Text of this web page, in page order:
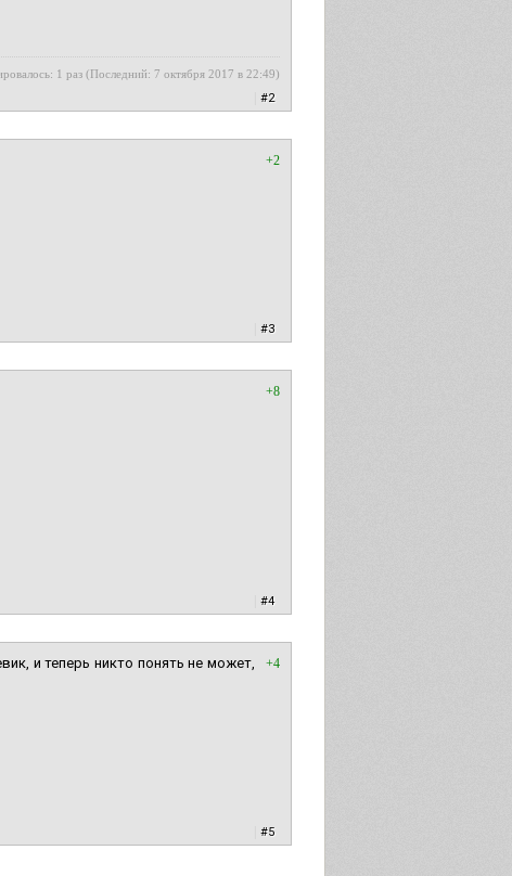
1 раз (Последний: 7 октября 2017 в 22:49)
#2
+2
#3
+8
#4
+4
и теперь никто понять не может,
#5